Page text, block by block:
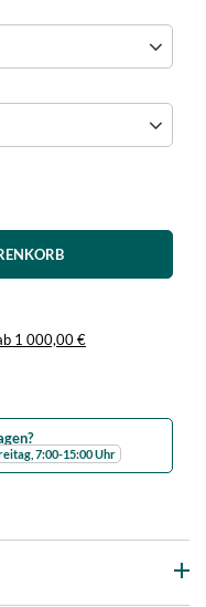
1 000,00 €
7:00-15:00 Uhr